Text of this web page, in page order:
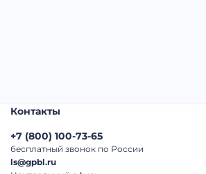
Контакты
+7 (800) 100-73-65
бесплатный звонок по России
ls@gpbl.ru